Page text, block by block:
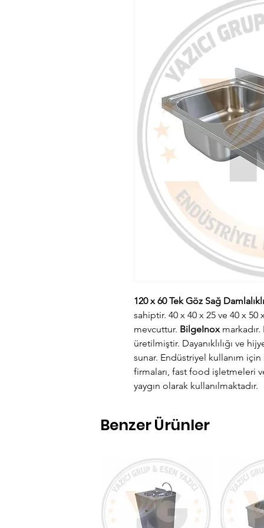
120 x 60 Tek Göz Sağ
sahiptir. 40 x 40 x 25 ve 40 x 50
mevcuttur. BilgeInoxmarkadır.
üretilmiştir. Dayanıklılığı ve
sunar. Endüstriyel kullanım
firmaları, fast food işletmeleri
yaygın olarak kullanılmaktadır.
Benzer Ürünler